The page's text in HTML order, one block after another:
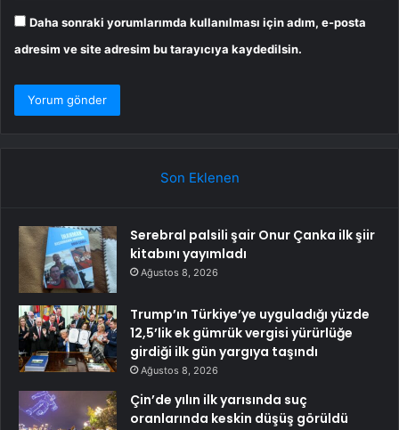
Daha sonraki yorumlarımda kullanılması için adım, e-posta
adresim ve site adresim bu tarayıcıya kaydedilsin.
Son Eklenen
Serebral palsili şair Onur Çanka ilk şiir
kitabını yayımladı
Ağustos 8, 2026
Trump’ın Türkiye’ye uyguladığı yüzde
12,5’lik ek gümrük vergisi yürürlüğe
girdiği ilk gün yargıya taşındı
Ağustos 8, 2026
Çin’de yılın ilk yarısında suç
oranlarında keskin düşüş görüldü